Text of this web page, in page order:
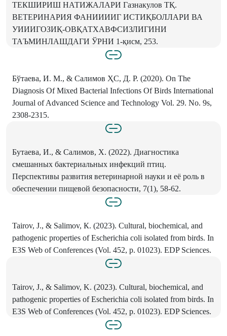
ТЕКШИРИШ НАТИЖАЛАРИ Газнакулов ТҚ.
ВЕТЕРИНАРИЯ ФАНИИИИГ ИСТИҚБОЛЛАРИ ВА
УИИИГОЗИҚ-ОВҚАТХАВФСИЗЛИГИНИ
ТАЪМИНЛАШДАГИ ЎРНИ 1-қисм, 253.
Бўтаева, И. М., & Салимов ҲС, Д. Р. (2020). On The
Diagnosis Of Mixed Bacterial Infections Of Birds International
Journal of Advanced Science and Technology Vol. 29. No. 9s,
2308-2315.
Бутаева, И., & Салимов, X. (2022). Диагностика
смешанных бактериальных инфекций птиц.
Перспективы развития ветеринарной науки и её роль в
обеспечении пищевой безопасности, 7(1), 58-62.
Tairov, J., & Salimov, К. (2023). Cultural, biochemical, and
pathogenic properties of Escherichia coli isolated from birds. In
E3S Web of Conferences (Vol. 452, p. 01023). EDP Sciences.
Tairov, J., & Salimov, K. (2023). Cultural, biochemical, and
pathogenic properties of Escherichia coli isolated from birds. In
E3S Web of Conferences (Vol. 452, p. 01023). EDP Sciences.